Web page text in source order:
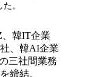
。
韓IT企業
、韓AI企業
三社間業務
締結。